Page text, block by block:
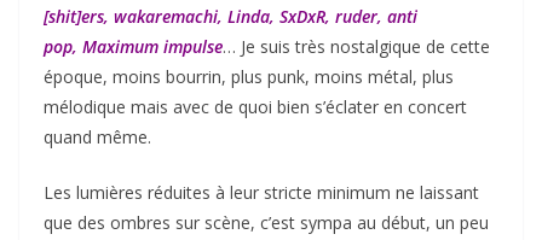
[shit]ers, wakaremachi, Linda, SxDxR, ruder, anti
pop, Maximum impulse… Je suis très nostalgique de cette
époque, moins bourrin, plus punk, moins métal, plus
mélodique mais avec de quoi bien s’éclater en concert
quand même.
Les lumières réduites à leur stricte minimum ne laissant
que des ombres sur scène, c’est sympa au début, un peu